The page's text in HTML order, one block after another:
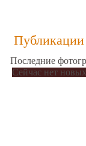
Публикации
Последние
Сейчас нет